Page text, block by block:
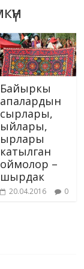
Байыркы
апалардын
сырлары,
ыйлары,
ырлары
катылган
оймолор –
шырдак
20.04.2016 0